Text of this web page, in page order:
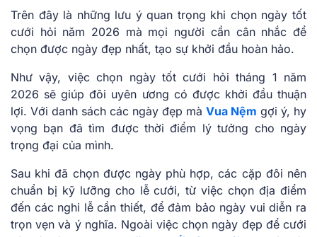
Trên đây là những lưu ý quan trọng khi chọn ngày tốt
cưới hỏi năm 2026 mà mọi người cần cân nhắc để
chọn được ngày đẹp nhất, tạo sự khởi đầu hoàn hảo.
Như͏͏ vậy,͏͏ việc͏͏ chọn͏͏ ngày tốt cưới hỏi tháng 1 năm͏͏
2026 sẽ͏͏ giúp͏͏ đôi͏͏ uyên͏͏ ương͏͏ có͏͏ được͏͏ khởi͏͏ đầu͏͏ thuận͏͏
lợi.͏͏ Với͏͏ danh͏͏ sách͏͏ các͏͏ ngày͏͏ đẹp͏͏ mà͏͏ Vua Nệm gợi͏͏ ý,͏͏ hy͏͏
vọng͏͏ bạn͏͏ đã͏͏ tìm͏͏ được͏͏ thời͏͏ điểm͏͏ lý͏͏ tưởng͏͏ cho͏͏ ngày͏͏
trọng͏͏ đại͏͏ của͏͏ mình.͏͏
Sau͏͏ khi͏͏ đã͏͏ chọn͏͏ được͏͏ ngày͏͏ phù͏͏ hợp,͏͏ các͏͏ cặp͏͏ đôi͏͏ nên͏͏
chuẩn͏͏ bị͏͏ kỹ͏͏ lưỡng͏͏ cho͏͏ lễ͏͏ cưới,͏͏ từ͏͏ việc͏͏ chọn͏͏ địa͏͏ điểm͏͏
đến͏͏ các͏͏ nghi͏͏ lễ͏͏ cần͏͏ thiết,͏͏ để͏͏ đảm͏͏ bảo͏͏ ngày͏͏ vui͏͏ diễn͏͏ ra͏͏
trọn͏͏ vẹn͏͏ và͏͏ ý͏͏ nghĩa. Ngoài việc chọn ngày đẹp để cưới